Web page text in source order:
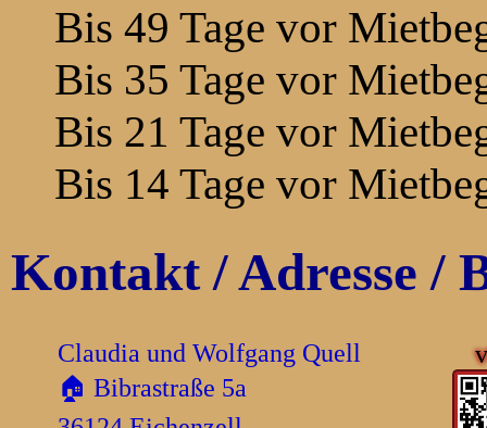
Bis 49 Tage vor
Bis 35 Tage vor
Bis 21 Tage vor
Bis 14 Tage vor
Kontakt / Adresse /
Claudia und Wolfgang Quell
🏠 Bibrastraße 5a